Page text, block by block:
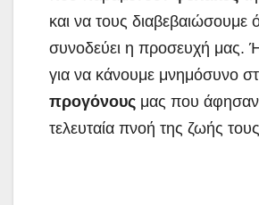
και να τους διαβεβαιώσουμε
συνοδεύει η προσευχή μας.
για να κάνουμε μνημόσυνο
προγόνους μας που
τελευταία πνοή της ζωής